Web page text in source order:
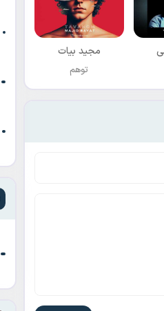
مجید بیات
توهم